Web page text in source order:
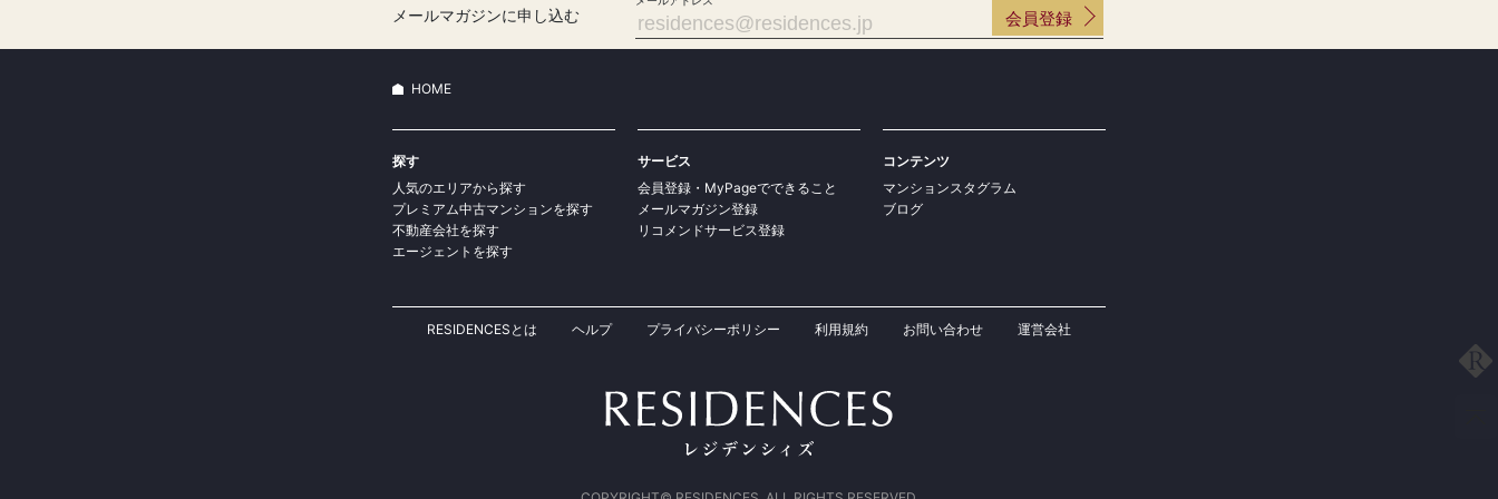
メールマガジンに申し込む 会員登録
HOME
探す
人気のエリアから探す
プレミアム中古マンションを探す
不動産会社を探す
エージェントを探す
サービス
会員登録・MyPageでできること
メールマガジン登録
リコメンドサービス登録
コンテンツ
マンションスタグラム
ブログ
RESIDENCESとは ヘルプ プライバシーポリシー 利用規約 お問い合わせ 運営会社